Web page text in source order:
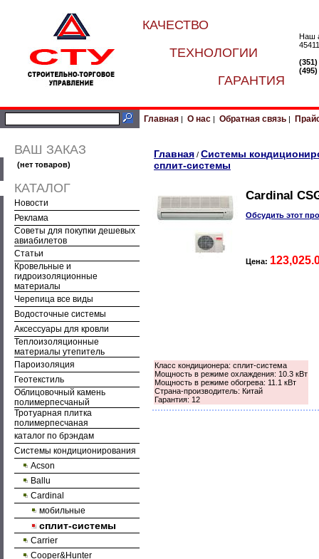
КАЧЕСТВО
ТЕХНОЛОГИИ
ГАРАНТИЯ
Наш
Главная | О нас | Обратная связь |
ВАШ ЗАКАЗ
(нет товаров)
КАТАЛОГ
Новости
Реклама
Советы для покупки дешевых
авиабилетов
Статьи
Кровельные и
гидроизоляционные
материалы
Черепица все виды
Водосточные системы
Аксессуары для кровли
Теплоизоляционные
материалы утепитель
Пароизоляция
Геотекстиль
Облицовочный камень
полимерпесчаный
Тротуарная плитка
полимерпесчаная
каталог по брэндам
Системы кондиционирования
Acson
Ballu
Cardinal
мобильные
сплит-системы
Carrier
Cooper&Hunter
Главная / Системы
сплит-системы
Cardinal
Обсудить этот
Цена:
Класс кондиционера: сплит-система
Мощность в режиме охлаждения: 10.3 кВт
Мощность в режиме обогрева: 11.1 кВт
Страна-производитель: Китай
Гарантия: 12